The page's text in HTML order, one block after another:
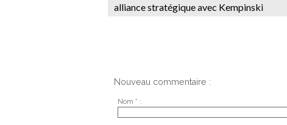
alliance stratégique avec Kempinski
Nouveau commentaire :
Nom * :